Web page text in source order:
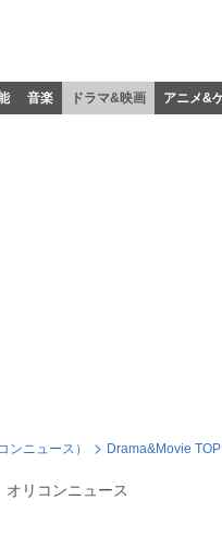
音楽 ドラマ&映画 アニメ&
ンニュース） Drama&Movie TOP
オリコンニュース